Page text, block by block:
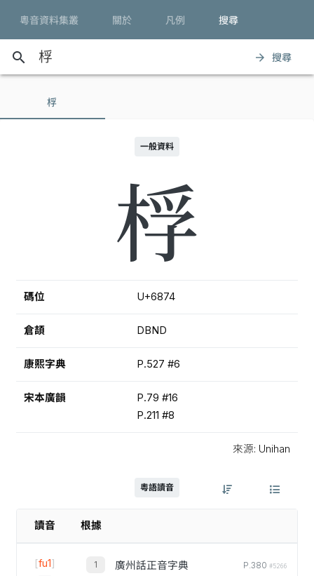
粵音資料集叢 關於 凡例 搜尋
search arrow_forward 搜尋
桴
一般資料
桴
碼位 U+6874
倉頡 DBND
康熙字典 P.527 #6
宋本廣韻
P.79 #16
P.211 #8
來源: Unihan
粵語讀音
讀音 根據
[fu1] 廣州話正音字典 P.380 #5266